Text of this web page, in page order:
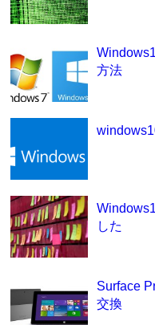
方法
した
Surface
交換